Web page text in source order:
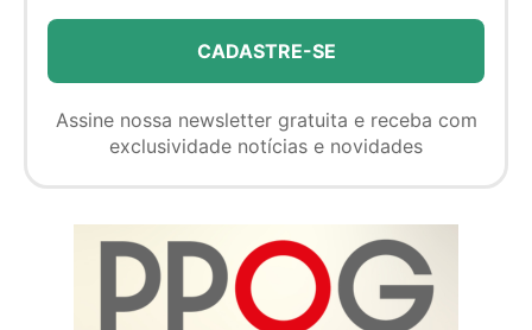
Assine nossa newsletter gratuita e receba com
exclusividade notícias e novidades